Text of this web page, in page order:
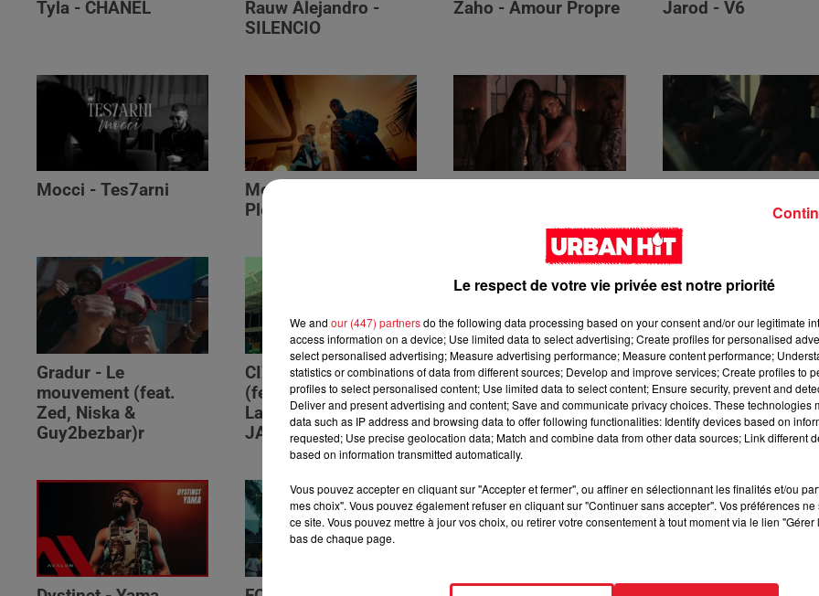
Tyla - CHANEL
Rauw Alejandro -
SILENCIO
Zaho - Amour Propre Jarod - V6
Mocci - Tes7arni
Monsieur Nov‬ -
Please (feat. RSKO)
interlude Yorssy
Gradur - Le
mouvement (feat.
Zed, Niska &
Guy2bezbar)r
CIZA - Isaka II (6am)
(feat. Tems, Omah
Lay, Thukuthela &
JAZZWRLD)
Siaka & Dr. Yaro - Les
Limites
Kore & Zamdane -
Dalí
Le respect de votre vie privée est notre priorité
We and our (447) partnersdo the following data processing based on your consent and/or our legitimate
access information on a device; Use limited data to select advertising; Create profiles for personalised
select personalised advertising; Measure advertising performance; Measure content performance;
statistics or combinations of data from different sources; Develop and improve services; Create profiles to
profiles to select personalised content; Use limited data to select content; Ensure security, prevent and
Deliver and present advertising and content; Save and communicate privacy choices. These technologies
data such as IP address and browsing data to offer following functionalities: Identify devices based on
requested; Use precise geolocation data; Match and combine data from other data sources; Link different
based on information transmitted automatically.
Vous pouvez accepter en cliquant sur "Accepter et fermer", ou affiner en sélectionnant les finalités et/ou
mes choix". Vous pouvez également refuser en cliquant sur "Continuer sans accepter". Vos préférences
ce site. Vous pouvez mettre à jour vos choix, ou retirer votre consentement à tout moment via le lien
bas de chaque page.